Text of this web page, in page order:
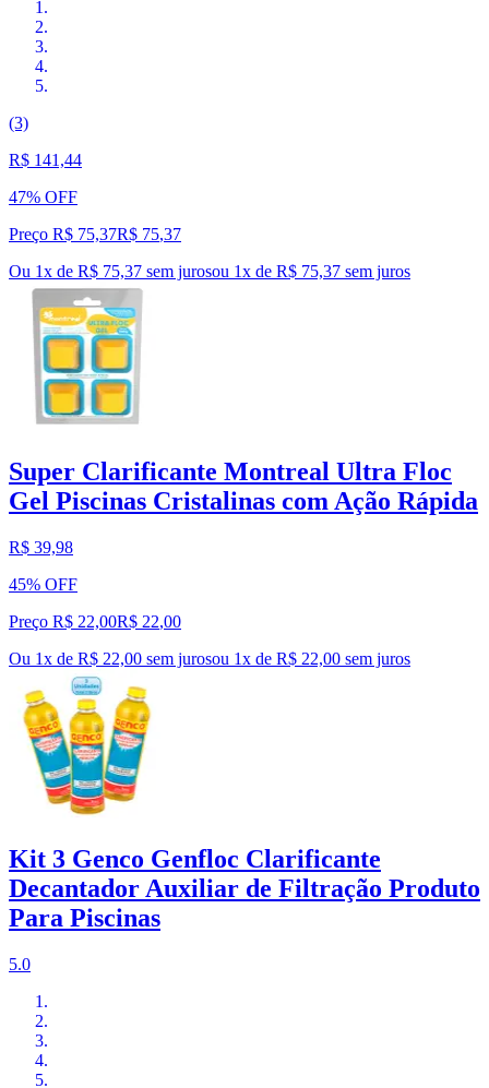
(3)
R$ 141,44
47% OFF
Preço R$ 75,37R$ 75,37
Ou 1x de R$ 75,37 sem jurosou 1x de R$ 75,37 sem juros
Super Clarificante Montreal Ultra Floc
Gel Piscinas Cristalinas com Ação Rápida
R$ 39,98
45% OFF
Preço R$ 22,00R$ 22,00
Ou 1x de R$ 22,00 sem jurosou 1x de R$ 22,00 sem juros
Kit 3 Genco Genfloc Clarificante
Decantador Auxiliar de Filtração Produto
Para Piscinas
5.0